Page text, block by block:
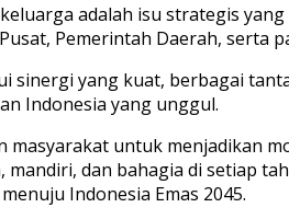
adalah isu strategis
Pemerintah Daerah, serta
sinergi yang kuat, berbagai
Indonesia yang unggul.
masyarakat untuk menjadikan
dan bahagia di setiap
Indonesia Emas 2045.